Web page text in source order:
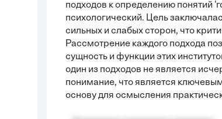
подходов к определению понятий
психологический. Цель
сильных и слабых сторон, что
Рассмотрение каждого подхода
сущность и функции этих
один из подходов не является
понимание, что является
основу для осмысления